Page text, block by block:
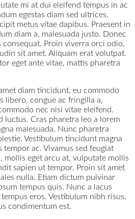
mi at dui eleifend tempus in ac
egestas diam sed ultrices.
metus vitae dapibus. Praesent in
diam a, malesuada justo. Donec
Proin viverra orci odio,
sit amet. Aliquam erat volutpat.
eget ante vitae, mattis pharetra
diam tincidunt, eu commodo
libero, congue ac fringilla a,
nec nisi vitae eleifend.
luctus. Cras pharetra leo a lorem
malesuada. Nunc pharetra
Vestibulum tincidunt magna
tempor ac. Vivamus sed feugiat
mollis eget arcu at, vulputate mollis
sapien ut tempor. Proin sit amet
nulla. Etiam dictum pulvinar
tempus quis. Nunc a lacus
eros. Vestibulum nibh risus,
condimentum est.